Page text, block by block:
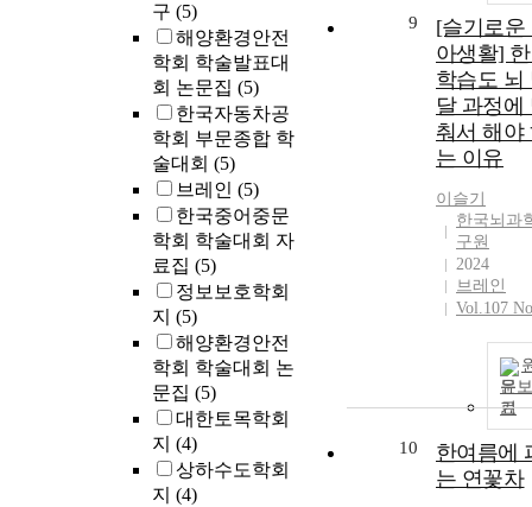
구 (5)
해양환경안전
학회 학술발표대
회 논문집 (5)
한국자동차공
학회 부문종합 학
술대회 (5)
브레인 (5)
한국중어중문
학회 학술대회 자
료집 (5)
정보보호학회
지 (5)
해양환경안전
학회 학술대회 논
문집 (5)
대한토목학회
지 (4)
상하수도학회
지 (4)
9
[슬기로운
아생활]
학습도 뇌
달 과정에
춰서 해야
는 이유
이슬기
한국뇌과
구원
2024
브레인
Vol.107
문보
기
10
한여름에
는 연꽃차